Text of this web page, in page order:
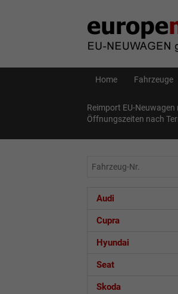
Home Fahrzeuge
Reimport EU-
Öffnungszeiten nach
Fahrzeug-
Audi
Cupra
Hyundai
Seat
Skoda